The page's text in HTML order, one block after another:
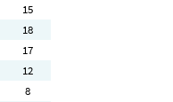
15
18
17
12
8